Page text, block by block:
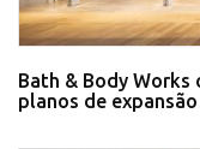
Bath & Body Works
planos de expansão